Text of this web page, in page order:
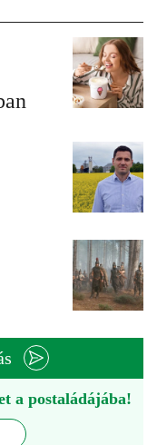
a postaládájába!